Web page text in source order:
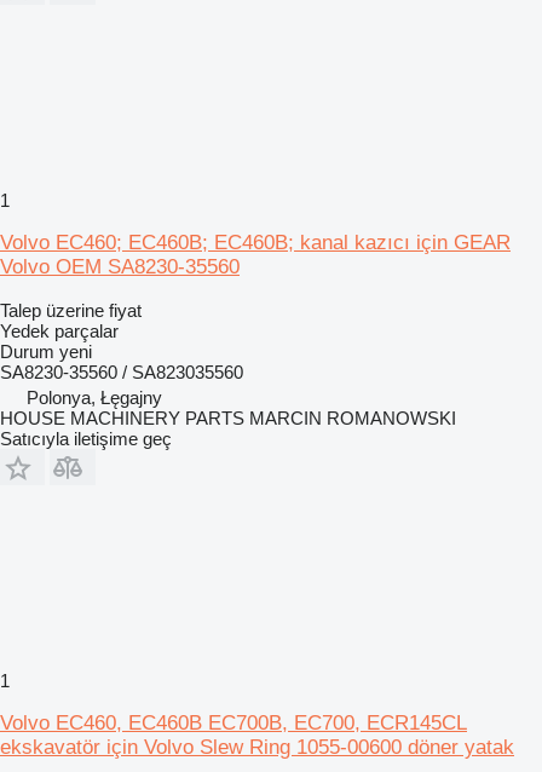
1
Volvo EC460; EC460B; EC460B; kanal kazıcı için GEAR
Volvo OEM SA8230-35560
Talep üzerine fiyat
Yedek parçalar
Durum yeni
SA8230-35560 / SA823035560
Polonya, Łęgajny
HOUSE MACHINERY PARTS MARCIN ROMANOWSKI
Satıcıyla iletişime geç
1
Volvo EC460, EC460B EC700B, EC700, ECR145CL
ekskavatör için Volvo Slew Ring 1055-00600 döner yatak